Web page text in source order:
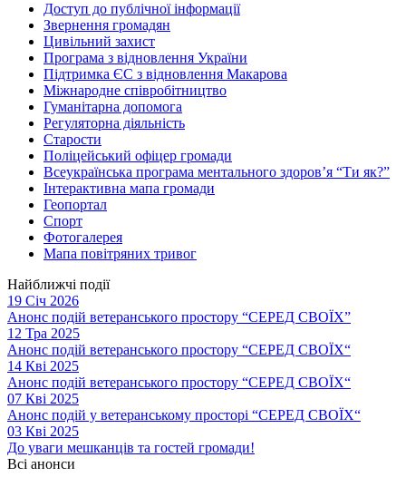
Доступ до публічної інформації
Звернення громадян
Цивільний захист
Програма з відновлення України
Підтримка ЄС з відновлення Макарова
Міжнародне співробітництво
Гуманітарна допомога
Регуляторна діяльність
Старости
Поліцейський офіцер громади
Всеукраїнська програма ментального здоров’я “Ти як?”
Інтерактивна мапа громади
Геопортал
Спорт
Фотогалерея
Мапа повітряних тривог
Найближчі події
19 Січ 2026
Анонс подій ветеранського простору “СЕРЕД СВОЇХ”
12 Тра 2025
Анонс подій ветеранського простору “СЕРЕД СВОЇХ“
14 Кві 2025
Анонс подій ветеранського простору “СЕРЕД СВОЇХ“
07 Кві 2025
Анонс подій у ветеранському просторі “СЕРЕД СВОЇХ“
03 Кві 2025
До уваги мешканців та гостей громади!
Всі анонси